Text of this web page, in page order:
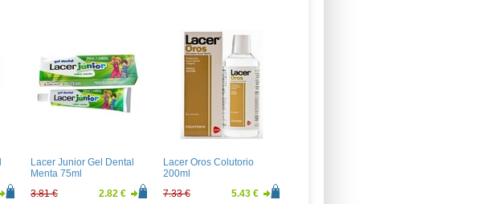
Lacer Junior Gel Dental
Menta 75ml
3.81 €
2.82 €
Lacer Oros Colutorio
200ml
7.33 €
5.43 €